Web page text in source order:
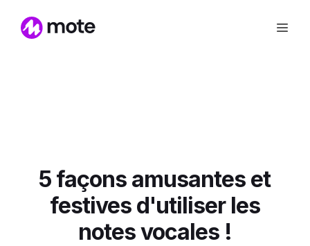
5 façons amusantes et
festives d'utiliser les
notes vocales !